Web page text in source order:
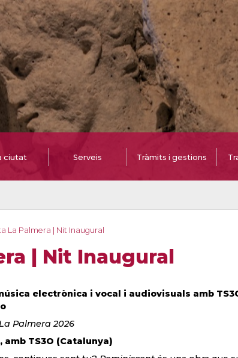
ciutat Serveis Tràmits i gestions
La Palmera | Nit Inaugural
| Nit Inaugural
electrònica i vocal i audiovisuals amb
Palmera 2026
amb TS3O (Catalunya)